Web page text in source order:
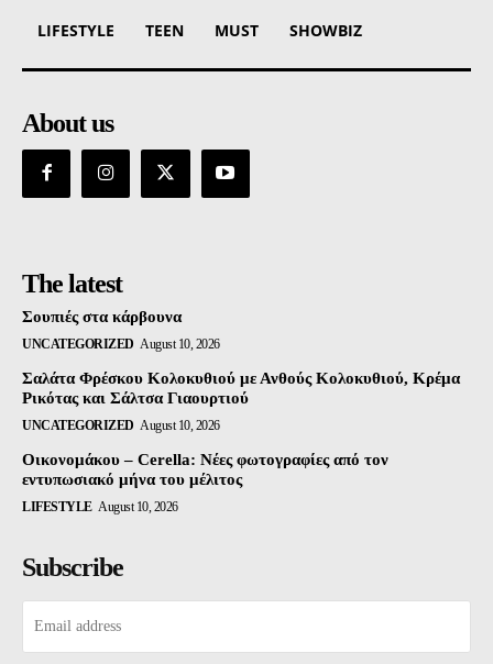
LIFESTYLE TEEN MUST SHOWBIZ
About us
The latest
Σουπιές στα κάρβουνα
UNCATEGORIZED August 10, 2026
Σαλάτα Φρέσκου Κολοκυθιού με Ανθούς Κολοκυθιού, Κρέμα
Ρικότας και Σάλτσα Γιαουρτιού
UNCATEGORIZED August 10, 2026
Οικονομάκου – Cerella: Νέες φωτογραφίες από τον
εντυπωσιακό μήνα του μέλιτος
LIFESTYLE August 10, 2026
Subscribe